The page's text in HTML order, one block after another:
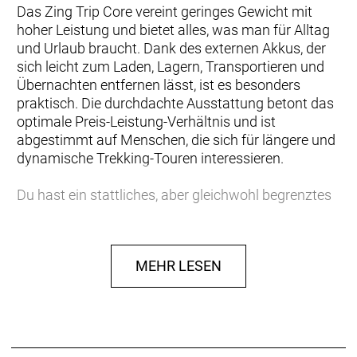
Das Zing Trip Core vereint geringes Gewicht mit
hoher Leistung und bietet alles, was man für Alltag
und Urlaub braucht. Dank des externen Akkus, der
sich leicht zum Laden, Lagern, Transportieren und
Übernachten entfernen lässt, ist es besonders
praktisch. Die durchdachte Ausstattung betont das
optimale Preis-Leistung-Verhältnis und ist
abgestimmt auf Menschen, die sich für längere und
dynamische Trekking-Touren interessieren.
Du hast ein stattliches, aber gleichwohl begrenztes
schätzt, was sich bewährt hat. Einen externen Akku
bevorzugst du deshalb wegen seiner praktischen
und finanziellen Vorteile. Die Möglichkeit, praktisch
MEHR LESEN